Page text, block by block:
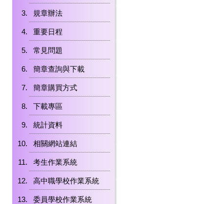
規章辦法
重要日程
常見問題
簡章查詢與下載
簡章購買方式
下載專區
統計資料
相關網站連結
考生作業系統
高中職學校作業系統
委員學校作業系統